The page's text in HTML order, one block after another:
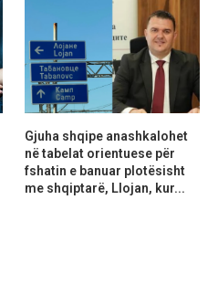
Gjuha shqipe anashkalohet
në tabelat orientuese për
fshatin e banuar plotësisht
me shqiptarë, Llojan, kur...